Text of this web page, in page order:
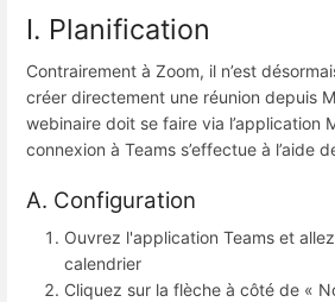
I. Planification
Contrairement à Zoom, il n’est
créer directement une réunion depuis
webinaire doit se faire via l’application
connexion à Teams s’effectue à l’aide
A. Configuration
Ouvrez l'application Teams et
calendrier
Cliquez sur la flèche à côté de «